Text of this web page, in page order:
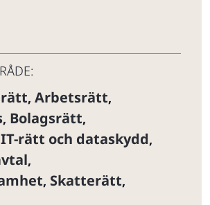
, Arbetsrätt,
, Bolagsrätt,
IT-rätt och dataskydd,
,
, Skatterätt,